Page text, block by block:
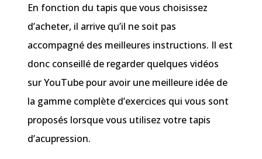
En fonction du tapis que vous choisissez
d’acheter, il arrive qu’il ne soit pas
accompagné des meilleures instructions. Il est
donc conseillé de regarder quelques vidéos
sur YouTube pour avoir une meilleure idée de
la gamme complète d’exercices qui vous sont
proposés lorsque vous utilisez votre tapis
d’acupression.